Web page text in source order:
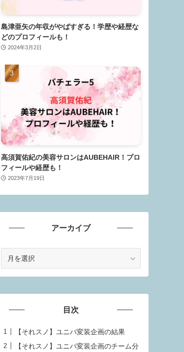
島津亜矢の年収がやばすぎる！学歴や経歴な
どのプロフィールも！
2024年3月2日
高須賀佑紀の美容サロンはAUBEHAIR！プロ
フィールや経歴も！
2023年7月19日
アーカイブ
ブ
目次
【それスノ】ユニバ変装企画の結果
【それスノ】ユニバ変装企画のチーム分